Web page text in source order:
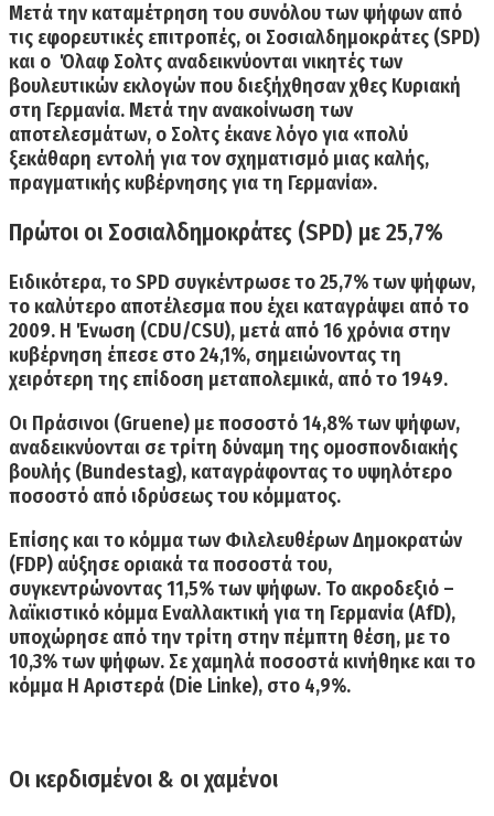
Μετά την καταμέτρηση του συνόλου των ψήφων από
τις εφορευτικές επιτροπές, οι Σοσιαλδημοκράτες (SPD)
και ο Όλαφ Σολτς αναδεικνύονται νικητές των
βουλευτικών εκλογών που διεξήχθησαν χθες Κυριακή
στη Γερμανία. Μετά την ανακοίνωση των
αποτελεσμάτων, ο Σολτς έκανε λόγο για «πολύ
ξεκάθαρη εντολή για τον σχηματισμό μιας καλής,
πραγματικής κυβέρνησης για τη Γερμανία».
Πρώτοι οι Σοσιαλδημοκράτες (SPD) με 25,7%
Ειδικότερα,το SPD συγκέντρωσε το 25,7% των ψήφων,
το καλύτερο αποτέλεσμα που έχει καταγράψει από το
2009. Η Ένωση (CDU/CSU), μετά από 16 χρόνια στην
κυβέρνηση έπεσε στο 24,1%, σημειώνοντας τη
χειρότερη της επίδοση μεταπολεμικά, από το1949.
Οι Πράσινοι (Gruene) με ποσοστό 14,8% των ψήφων,
αναδεικνύονται σετρίτη δύναμη της ομοσπονδιακής
βουλής (Bundestag),καταγράφοντας το υψηλότερο
ποσοστό από ιδρύσεως του κόμματος.
Επίσης και το κόμμα των Φιλελευθέρων Δημοκρατών
(FDP) αύξησε οριακά τα ποσοστά του,
συγκεντρώνοντας11,5%των ψήφων. Το ακροδεξιό –
λαϊκιστικό κόμμα Εναλλακτική για τη Γερμανία (AfD),
υποχώρησε από την τρίτη στην πέμπτη θέση, με το
10,3%των ψήφων. Σε χαμηλά ποσοστά κινήθηκε και το
κόμμα Η Αριστερά (Die Linke), στο 4,9%.
Οι κερδισμένοι & οι χαμένοι